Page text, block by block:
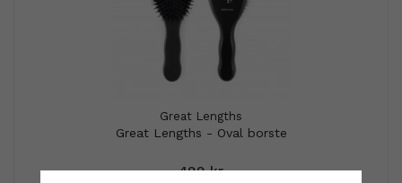
Great Lengths
Great Lengths - Oval borste
499 kr